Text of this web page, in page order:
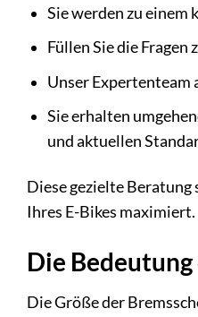
Sie werden zu einem
Füllen Sie die
Unser Expertenteam
Sie erhalten
und aktuellen
Diese gezielte Beratung
Ihres E-Bikes maximiert.
Die
Die Größe der